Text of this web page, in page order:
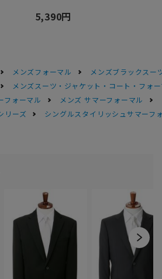
5,390円
メンズフォーマル
メンズブラックスー
メンズスーツ・ジャケット・コート・フォ
フォーマル メンズ サマーフォーマル
リーズ シングルスタイリッシュサマーフ